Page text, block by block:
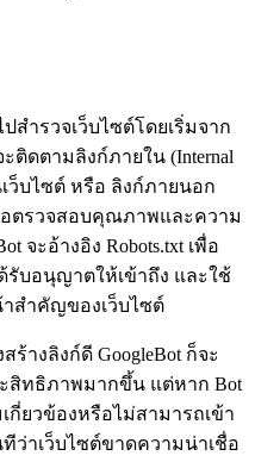
สำรวจเว็บไซต์โดยเริ่มจาก
ดตามลิงก์ภายใน (Internal
ว็บไซต์ หรือ ลิงก์ภายนอก
อตรวจสอบคุณภาพและความ
จะอ้างอิง Robots.txt เพื่อ
บอนุญาตให้เข้าถึง และใช้
าสำคัญของเว็บไซต์
ร้างลิงก์ดี GoogleBot ก็จะ
สิทธิภาพมากขึ้น แต่หาก Bot
กี่ยวข้องหรือไม่สามารถเข้า
ว่าเว็บไซต์ขาดความน่าเชื่อ